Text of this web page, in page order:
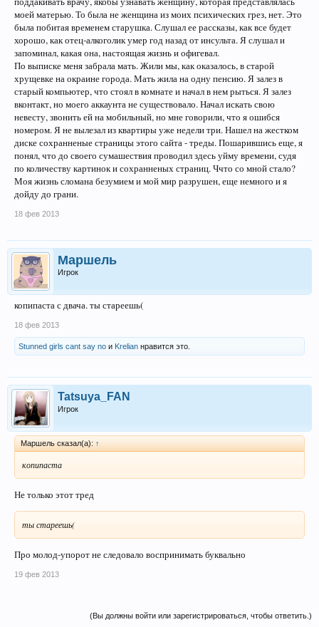
моей матерью. То была не женщина из моих психических грез, нет. Это
была побитая временем старушка. Слушал ее рассказы, как все будет
хорошо, как отец-алкоголик умер год назад от инсульта. Я слушал и
запоминал, какая она, настоящая жизнь и офигевал.
По выписке меня забрала мать. Жили мы, как оказалось, в старой
хрущевке на окраине города. Мать жила на одну пенсию. Я залез в
старый компьютер, что стоял в комнате и начал в нем рыться. Я залез
вконтакт, но моего аккаунта не существовало. Начал искать свою
невесту, звонить ей на мобильный, но мне говорили, что я ошибся
номером. Я не вылезал из квартиры уже недели три. Нашел на жестком
диске сохранненые страницы этого сайта - треды. Пошарившись еще, я
понял, что до своего сумашествия проводил здесь уйму времени, судя
по количеству картинок и сохранненых страниц. Ччто со мной стало?
Моя жизнь сломана безумием и мой мир разрушен, еще немного и я
дойду до грани.
18 фев 2013
Маршель
Игрок
копипаста с двача. ты стареешь(
18 фев 2013
Stunned girls cant say no и Krelian нравится это.
Tatsuya_FAN
Игрок
Маршель сказал(а): ↑
копипаста
Не только этот тред
ты стареешь(
Про молод-упорот не следовало воспринимать буквально
19 фев 2013
(Вы должны войти или зарегистрироваться, чтобы ответить.)